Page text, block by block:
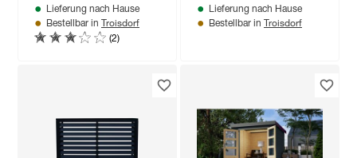
161 x 193 cm
Lieferung nach Hause
Bestellbar in Troisdorf
(2)
Lieferung nach Hause
Bestellbar in Troisdorf